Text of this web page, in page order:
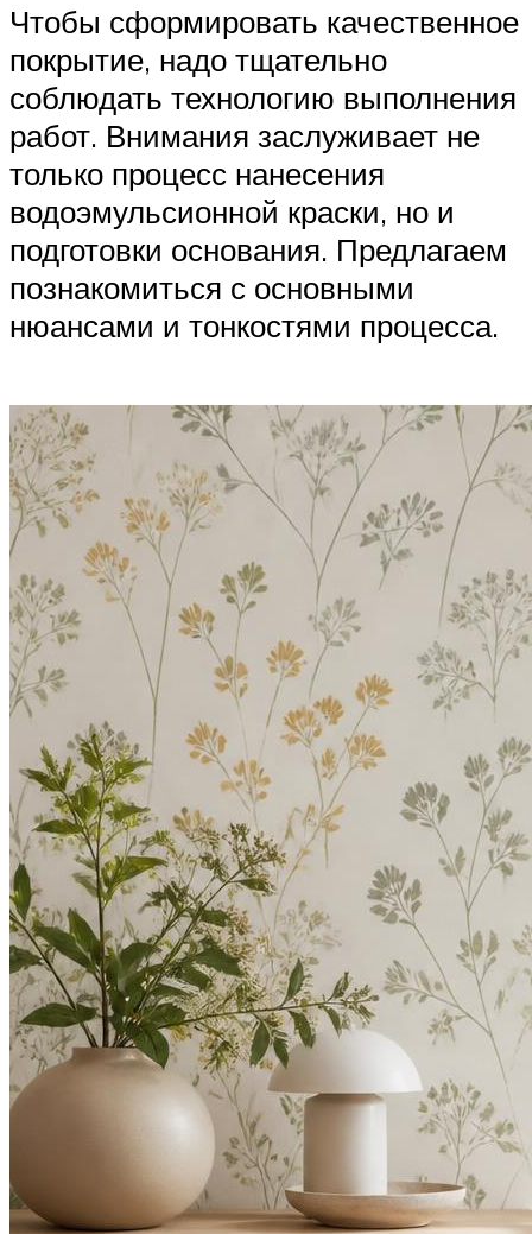
Чтобы сформировать качественное
покрытие, надо тщательно
соблюдать технологию выполнения
работ. Внимания заслуживает не
только процесс нанесения
водоэмульсионной краски, но и
подготовки основания. Предлагаем
познакомиться с основными
нюансами и тонкостями процесса.